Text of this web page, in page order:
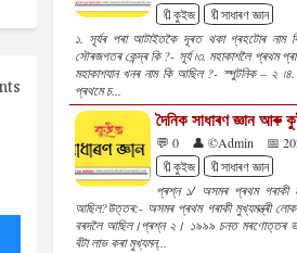
🔖কুইজ
🔖সাধাৰণ জ্ঞান
১. সূৰ্যৰ পৰা আটাইতকৈ দূৰত থকা গ্ৰহটোৰ নাম
সৌৰজগতৰ কেন্দ্ৰ কি ?- সূৰ্য ৷৩. মহাকাশলৈ প্ৰথম
মহাকাশযান খনৰ নাম কি আছিল ?- স্পুটনিক – ২
প্ৰথমে চ...
দৈনিক সাধাৰণ জ্ঞান আৰু
💬 0 👤 ©Admin
📅
🔖কুইজ
🔖সাধাৰণ জ্ঞান
প্ৰশ্ন ১/ অসমৰ প্ৰথম গৰাকী
আছিল?উত্তৰ:- অসমৰ প্ৰথম গৰাকী মুখ্যমন্ত্ৰী
বৰদলৈ আছিল।প্ৰশ্ন ২। ১৯৯৯ চনত মৰণোত্তৰ
বঁটা লাভ কৰা মুখ্যমন্...